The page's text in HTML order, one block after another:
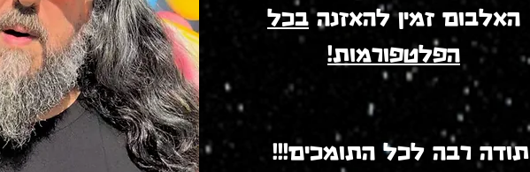
האלבום זמין להאזנהבכל
הפלטפורמות!
תודה רבה לכל התומכים!!!